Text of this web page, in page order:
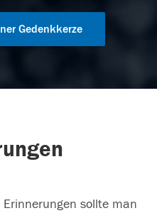
Gedenkkerze
sollte man